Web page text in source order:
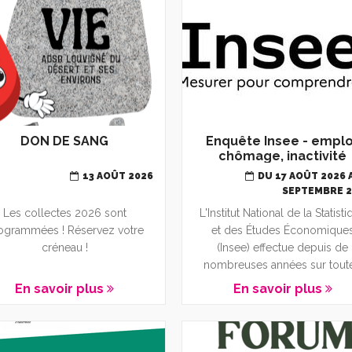
DON DE SANG
13 AOÛT 2026
Les collectes 2026 sont
! Réservez votre
créneau !
En savoir plus
Enquête Insee -
chômage, inactivité
DU 17 AOÛT 2026
SEPTEMBRE
L'Institut National de la
et des Études
(Insee) effectue depuis de
nombreuses années sur
En savoir plus